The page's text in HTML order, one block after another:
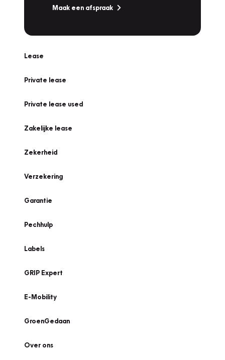
Maak een afspraak
Lease
Private lease
Private lease used
Zakelijke lease
Zekerheid
Verzekering
Garantie
Pechhulp
Labels
GRIP Expert
E-Mobility
GroenGedaan
Over ons